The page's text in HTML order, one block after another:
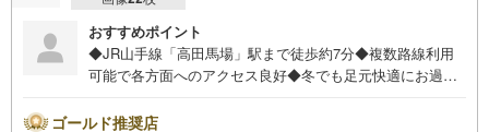
おすすめポイント
◆JR山手線「高田馬場」駅まで徒歩約7分◆複数路線利用
可能で各方面へのアクセス良好◆冬でも足元快適にお過ご
K＋約5帖洋室◆食洗機・ディスポーザー完備で後片付けも
ゴールド推奨店